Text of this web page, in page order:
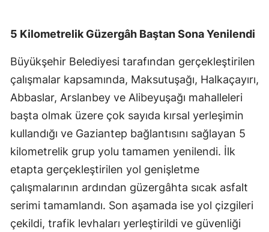
5 Kilometrelik Güzergâh Baştan Sona Yenilendi
Büyükşehir Belediyesi tarafından gerçekleştirilen
çalışmalar kapsamında, Maksutuşağı, Halkaçayırı,
Abbaslar, Arslanbey ve Alibeyuşağı mahalleleri
başta olmak üzere çok sayıda kırsal yerleşimin
kullandığı ve Gaziantep bağlantısını sağlayan 5
kilometrelik grup yolu tamamen yenilendi. İlk
etapta gerçekleştirilen yol genişletme
çalışmalarının ardından güzergâhta sıcak asfalt
serimi tamamlandı. Son aşamada ise yol çizgileri
çekildi, trafik levhaları yerleştirildi ve güvenliği